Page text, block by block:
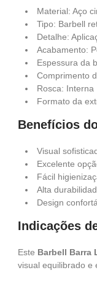
Material: Aço
Tipo: Barbell
Detalhe:
Acabamento:
Espessura da
Comprimento
Rosca: Interna
Formato da
Benefícios
Visual
Excelente
Fácil
Alta
Design
Indicações
Este Barbell Barra
visual equilibrado e